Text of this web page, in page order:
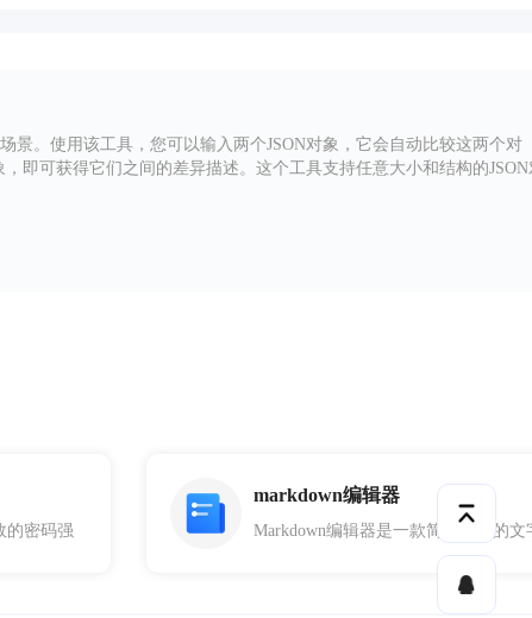
景。使用该工具，您可以输入两个JSON对象，它会自动比较这两个对
即可获得它们之间的差异描述。这个工具支持任意大小和结构的JSON
监测和分析Json文件来诊断和排除潜在的JavaScript错误
密码强度评估工具，可以方便地用于各种在线活动和应用程序中。
markdown编辑器
Markdown编辑器是一款简单易用的